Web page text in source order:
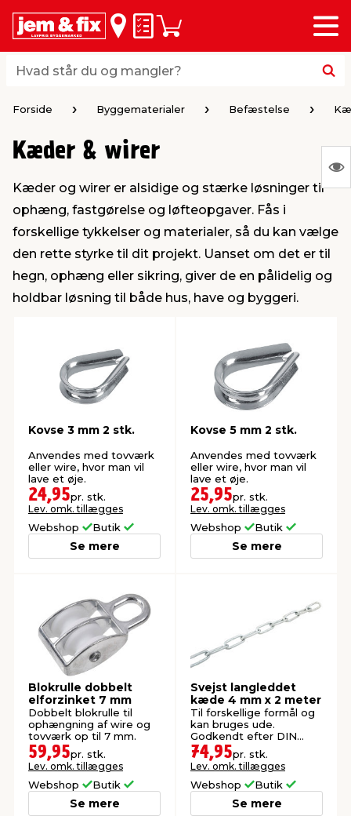
Hvad står du og mangler?
Hvad står du og mangler?
Huskeseddel
Indkøbskurv
Menu
loft & vægge
vinduer
brædder
& varme
& ophæng
& opbevaring
& sikkerhed
& standere
& syltning
& armatur
& ventilation
Home
& kemikalier
& fugemasse
af værktøj
maskiner
udendørs spa
Forside Byggematerialer Befæstelse
at
Kæder & wirer
Kæder og wirer er alsidige og stærke løsninger til
ophæng, fastgørelse og løfteopgaver. Fås i
forskellige tykkelser og materialer, så du kan vælge
den rette styrke til dit projekt. Uanset om det er til
hegn, ophæng eller sikring, giver de en pålidelig og
holdbar løsning til både hus, have og byggeri.
Kovse 3 mm 2 stk.
Anvendes med tovværk
eller wire, hvor man vil
lave et øje.
24,95pr. stk.
Lev. omk. tillægges
Webshop Butik
Se mere
Kovse 5 mm 2 stk.
Anvendes med tovværk
eller wire, hvor man vil
lave et øje.
25,95pr. stk.
Lev. omk. tillægges
Webshop Butik
Se mere
Blokrulle dobbelt
elforzinket 7 mm
Dobbelt blokrulle til
ophængning af wire og
tovværk op til 7 mm.
59,95pr. stk.
Lev. omk. tillægges
Webshop Butik
Se mere
Svejst langleddet
kæde 4 mm x 2 meter
Til forskellige formål og
kan bruges ude.
Godkendt efter DIN
5685-C.
74,95pr. stk.
Lev. omk. tillægges
Webshop Butik
Se mere